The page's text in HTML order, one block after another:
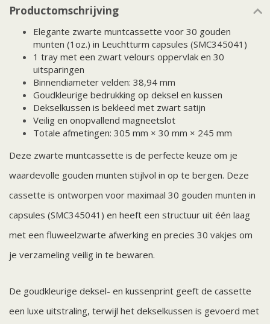
Productomschrijving
Elegante zwarte muntcassette voor 30 gouden
munten (1oz.) in Leuchtturm capsules (SMC345041)
1 tray met een zwart velours oppervlak en 30
uitsparingen
Binnendiameter velden: 38,94 mm
Goudkleurige bedrukking op deksel en kussen
Dekselkussen is bekleed met zwart satijn
Veilig en onopvallend magneetslot
Totale afmetingen: 305 mm × 30 mm × 245 mm
Deze zwarte muntcassette is de perfecte keuze om je
waardevolle gouden munten stijlvol in op te bergen. Deze
cassette is ontworpen voor maximaal 30 gouden munten in
capsules (SMC345041) en heeft een structuur uit één laag
met een fluweelzwarte afwerking en precies 30 vakjes om
je verzameling veilig in te bewaren.
De goudkleurige deksel- en kussenprint geeft de cassette
een luxe uitstraling, terwijl het dekselkussen is gevoerd met